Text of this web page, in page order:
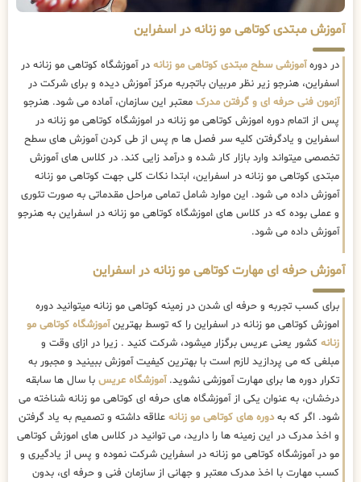
آموزش مبتدی کوتاهی مو زنانه در اسفراین
در دورهآموزشی سطح مبتدی کوتاهی مو زنانه در آموزشگاه کوتاهی مو زنانه در
اسفراین، هنرجو زیر نظر مربیان باتجربه مرکز آموزش دیده و برای شرکت در
آزمون فنی حرفه ای و گرفتن مدرک معتبر این سازمان، آماده می شود. هنرجو
پس از اتمام دوره اموزش کوتاهی مو زنانه در اموزشگاه کوتاهی مو زنانه در
اسفراین و یادگرفتن کلیه سر فصل ها م پس از طی کردن آموزش های سطح
تخصصی میتواند وارد بازار کار شده و درآمد زایی کند. در کلاس های آموزش
مبتدی کوتاهی مو زنانه در اسفراین، ابتدا نکات کلی جهت کوتاهی مو زنانه
آموزش داده می شود. این موارد شامل تمامی مراحل مقدماتی به صورت تئوری
و عملی بوده که در کلاس های اموزشگاه کوتاهی مو زنانه در اسفراین به هنرجو
آموزش داده می شود.
آموزش حرفه ای مهارت کوتاهی مو زنانه در اسفراین
برای کسب تجربه و حرفه ای شدن در زمینه کوتاهی مو زنانه میتوانید دوره
اموزش کوتاهی مو زنانه در اسفراین را که توسط بهترینآموزشگاه کوتاهی مو
زنانه کشور یعنی عریس برگزار میشود، شرکت کنید . زیرا در ازای وقت و
مبلغی که می پردازید لازم است با بهترین کیفیت آموزش ببینید و مجبور به
تکرار دوره ها برای مهارت آموزشی نشوید.آموزشگاه عریس با سال ها سابقه
درخشان، به عنوان یکی از آموزشگاه های حرفه ای کوتاهی مو زنانه شناخته می
شود. اگر که بهدوره های کوتاهی مو زنانه علاقه داشته و تصمیم به یاد گرفتن
و اخذ مدرک در این زمینه ها را دارید، می توانید در کلاس های اموزش کوتاهی
مو در آموزشگاه کوتاهی مو زنانه در اسفراین شرکت نموده و پس از یادگیری و
کسب مهارت با اخذ مدرک معتبر و جهانی از سازمان فنی و حرفه ای، بدون